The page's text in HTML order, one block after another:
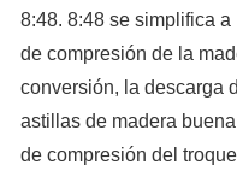
8:48. 8:48 se simplifica
de compresión de la
conversión, la descarga
astillas de madera
de compresión del